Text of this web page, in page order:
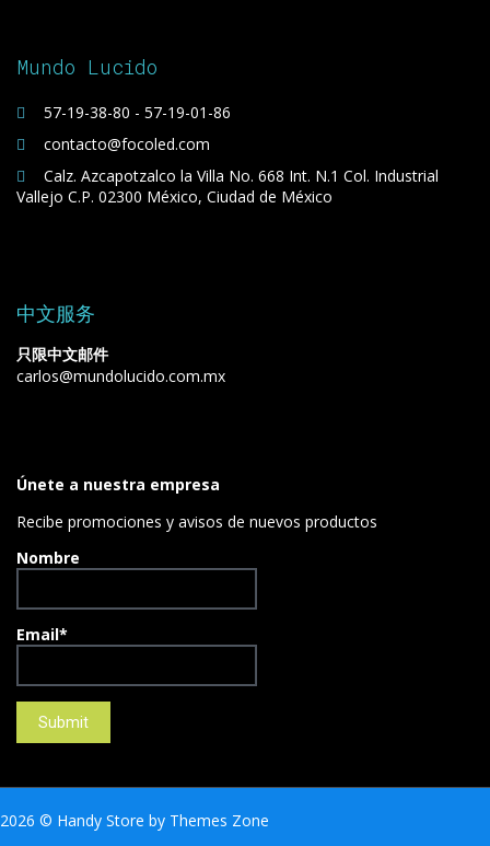
Mundo Lucido
57-19-38-80 - 57-19-01-86
contacto@focoled.com
Calz. Azcapotzalco la Villa No. 668 Int. N.1 Col. Industrial
Vallejo C.P. 02300 México, Ciudad de México
中文服务
只限中文邮件
carlos@mundolucido.com.mx
Únete a nuestra empresa
Recibe promociones y avisos de nuevos productos
Nombre
Email*
2026 © Handy Store by Themes Zone